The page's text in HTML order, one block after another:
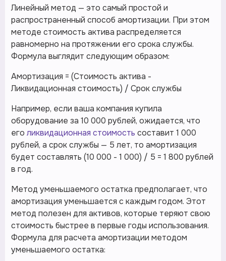
Линейный метод — это самый простой и
распространенный способ амортизации. При этом
методе стоимость актива распределяется
равномерно на протяжении его срока службы.
Формула выглядит следующим образом:
Амортизация = (Стоимость актива -
Ликвидационная стоимость) / Срок службы
Например, если ваша компания купила
оборудование за 10 000 рублей, ожидается, что
его ликвидационная стоимость составит 1 000
рублей, а срок службы — 5 лет, то амортизация
будет составлять (10 000 - 1 000) / 5 = 1 800 рублей
в год.
Метод уменьшаемого остатка предполагает, что
амортизация уменьшается с каждым годом. Этот
метод полезен для активов, которые теряют свою
стоимость быстрее в первые годы использования.
Формула для расчета амортизации методом
уменьшаемого остатка: